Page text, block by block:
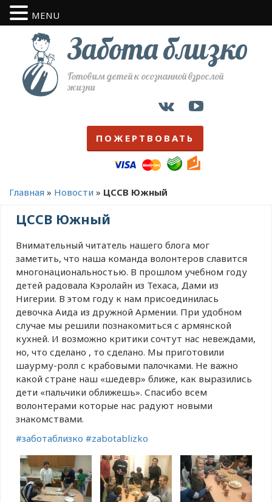
Забота близко
Готовим детей к осознанной взрослой
жизни
ПОЖЕРТВОВАТЬ
Главная » Новости » ЦССВ Южный
ЦССВ Южный
Внимательный читатель нашего блога мог
заметить, что наша команда волонтеров славится
многонациональностью. В прошлом учебном году
детей радовала Кэролайн из Техаса, Дами из
Нигерии. В этом году к нам присоединилась
девочка Аида из дружной Армении. При удобном
случае мы решили познакомиться с армянской
кухней. И возможно критики сочтут нас невеждами,
но, что сделано , то сделано. Мы приготовили
шаурму-ролл с крабовыми палочками. Не важно
какой стране наш «шедевр» ближе, как выразились
дети «пальчики оближешь». Спасибо всем
волонтерами которые нас радуют новыми
знакомствами.
#заботаблизко #zabotablizko
MENU